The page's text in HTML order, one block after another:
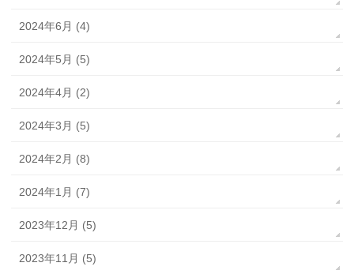
2024年6月 (4)
2024年5月 (5)
2024年4月 (2)
2024年3月 (5)
2024年2月 (8)
2024年1月 (7)
2023年12月 (5)
2023年11月 (5)